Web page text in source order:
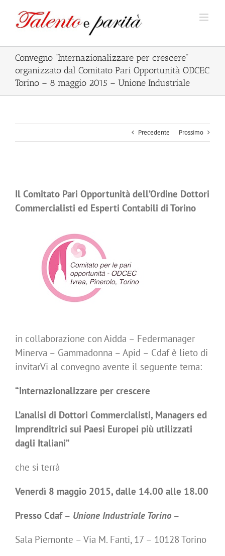
contenuto
Convegno “Internazionalizzare per crescere”
organizzato dal Comitato Pari Opportunità ODCEC
Torino – 8 maggio 2015 – Unione Industriale
Precedente Prossimo
Il Comitato Pari Opportunità dell’Ordine Dottori
Commercialisti ed Esperti Contabili di Torino
in collaborazione con Aidda – Federmanager
Minerva – Gammadonna – Apid – Cdaf è lieto di
invitarVi al convegno avente il seguente tema:
“Internazionalizzare per crescere
L’analisi di Dottori Commercialisti, Managers ed
Imprenditrici sui Paesi Europei più utilizzati
dagli Italiani”
che si terrà
Venerdì 8 maggio 2015, dalle 14.00 alle 18.00
Presso Cdaf – Unione Industriale Torino –
Sala Piemonte – Via M. Fanti, 17 – 10128 Torino